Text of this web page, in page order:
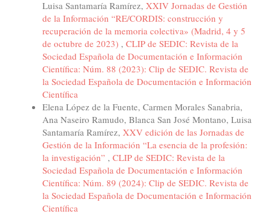
Luisa Santamaría Ramírez, XXIV Jornadas de Gestión
de la Información “RE/CORDIS: construcción y
recuperación de la memoria colectiva» (Madrid, 4 y 5
de octubre de 2023) , CLIP de SEDIC: Revista de la
Sociedad Española de Documentación e Información
Científica: Núm. 88 (2023): Clip de SEDIC. Revista de
la Sociedad Española de Documentación e Información
Científica
Elena López de la Fuente, Carmen Morales Sanabria,
Ana Naseiro Ramudo, Blanca San José Montano, Luisa
Santamaría Ramírez, XXV edición de las Jornadas de
Gestión de la Información “La esencia de la profesión:
la investigación” , CLIP de SEDIC: Revista de la
Sociedad Española de Documentación e Información
Científica: Núm. 89 (2024): Clip de SEDIC. Revista de
la Sociedad Española de Documentación e Información
Científica